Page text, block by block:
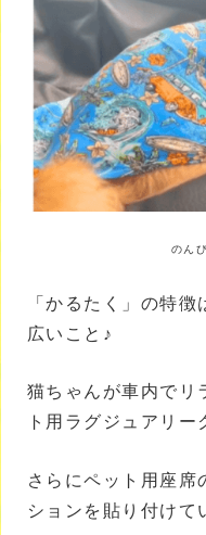
のん
「かるたく」の特
広いこと♪
猫ちゃんが車内でリ
ト用ラグジュアリー
さらにペット用座席
ションを貼り付けて